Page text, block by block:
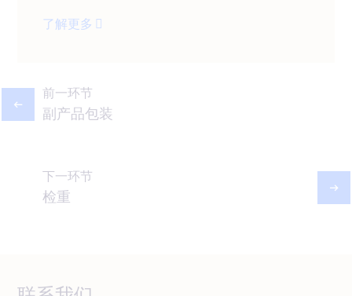
了解更多
前一环节
副产品包装
下一环节
检重